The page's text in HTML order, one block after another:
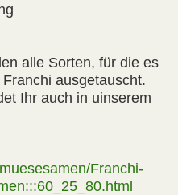
alle Sorten, für die es
ausgetauscht.
Ihr auch in uinserem
Franchi-